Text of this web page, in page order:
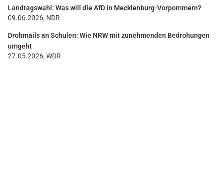
Landtagswahl: Was will die AfD in Mecklenburg-Vorpommern?
09.06.2026, NDR
Drohmails an Schulen: Wie NRW mit zunehmenden Bedrohungen
umgeht
27.05.2026, WDR